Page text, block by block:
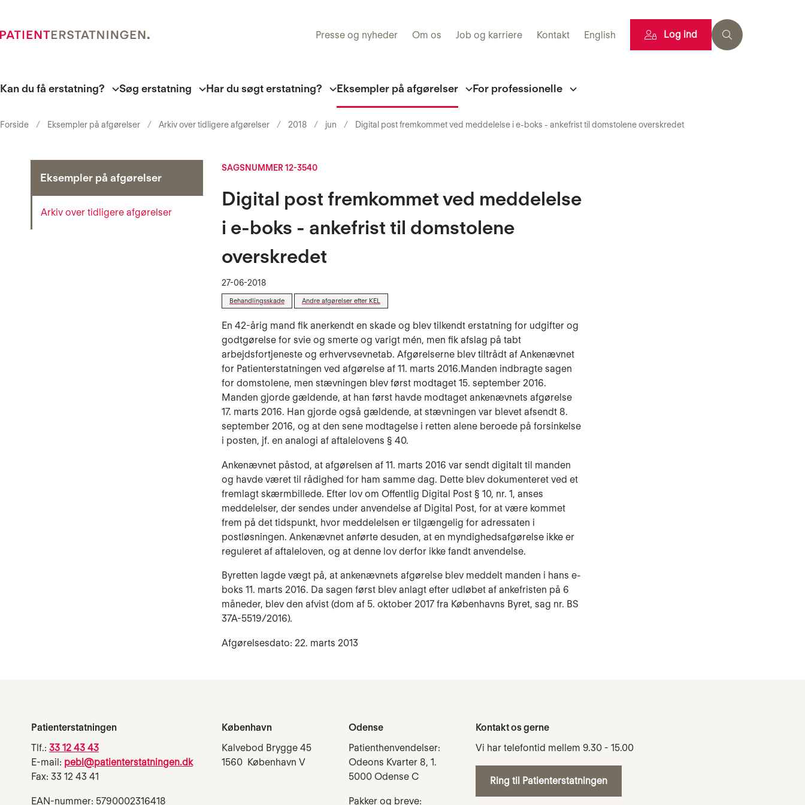
Presse og nyheder Om os Job og karriere Kontakt English Log ind
Kan du få erstatning? Søg erstatning Har du søgt erstatning? Eksempler på afgørelser For professionelle
Forside Eksempler på afgørelser Arkiv over tidligere afgørelser 2018 jun Digital post fremkommet ved meddelelse i e-boks - ankefrist til domstolene overskredet
Eksempler på afgørelser
Arkiv over tidligere afgørelser
SAGSNUMMER 12-3540
Digital post fremkommet ved meddelelse
i e-boks - ankefrist til domstolene
overskredet
27-06-2018
Behandlingsskade Andre afgørelser efter KEL
En 42-årig mand fik anerkendt en skade og blev tilkendt erstatning for udgifter og
godtgørelse for svie og smerte og varigt mén, men fik afslag på tabt
arbejdsfortjeneste og erhvervsevnetab. Afgørelserne blev tiltrådt af Ankenævnet
for Patienterstatningen ved afgørelse af 11. marts 2016.Manden indbragte sagen
for domstolene, men stævningen blev først modtaget 15. september 2016.
Manden gjorde gældende, at han først havde modtaget ankenævnets afgørelse
17. marts 2016. Han gjorde også gældende, at stævningen var blevet afsendt 8.
september 2016, og at den sene modtagelse i retten alene beroede på forsinkelse
i posten, jf. en analogi af aftalelovens § 40.
Ankenævnet påstod, at afgørelsen af 11. marts 2016 var sendt digitalt til manden
og havde været til rådighed for ham samme dag. Dette blev dokumenteret ved et
fremlagt skærmbillede. Efter lov om Offentlig Digital Post § 10, nr. 1, anses
meddelelser, der sendes under anvendelse af Digital Post, for at være kommet
frem på det tidspunkt, hvor meddelelsen er tilgængelig for adressaten i
postløsningen. Ankenævnet anførte desuden, at en myndighedsafgørelse ikke er
reguleret af aftaleloven, og at denne lov derfor ikke fandt anvendelse.
Byretten lagde vægt på, at ankenævnets afgørelse blev meddelt manden i hans e-
boks 11. marts 2016. Da sagen først blev anlagt efter udløbet af ankefristen på 6
måneder, blev den afvist (dom af 5. oktober 2017 fra Københavns Byret, sag nr. BS
37A-5519/2016).
Afgørelsesdato: 22. marts 2013
Patienterstatningen
Tlf.: 33 12 43 43
E-mail: pebl@patienterstatningen.dk
Fax: 33 12 43 41
EAN-nummer: 5790002316418
København
Kalvebod Brygge 45
1560 København V
Odense
Patienthenvendelser:
Odeons Kvarter 8, 1.
5000 Odense C
Pakker og breve:
Kontakt os gerne
Vi har telefontid mellem 9.30 - 15.00
Ring til Patienterstatningen